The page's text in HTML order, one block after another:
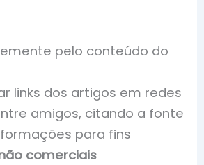
pelo conteúdo do
links dos artigos em redes
amigos, citando a fonte
para fins
comerciais